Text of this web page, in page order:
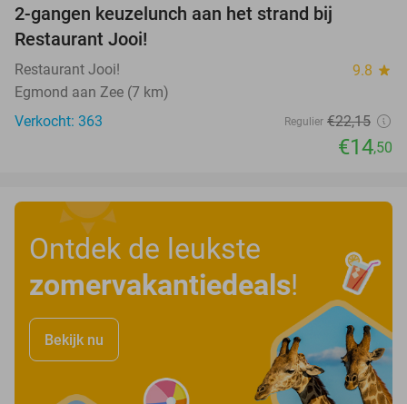
2-gangen keuzelunch aan het strand bij
Restaurant Jooi!
Restaurant Jooi! 9.8 star
Egmond aan Zee (7 km)
Verkocht: 363
Regulier €22,15
€14,50
Ontdek de leukste
zomervakantiedeals!
Bekijk nu